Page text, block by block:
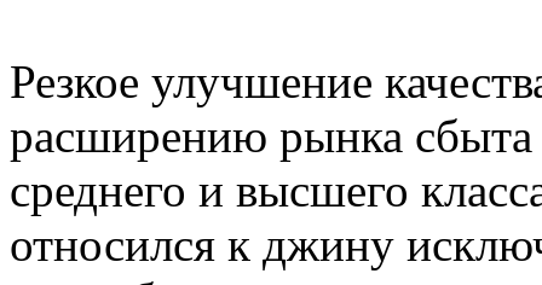
Резкое улучшение
расширению рынка сбыта
среднего и высшего
относился к джину